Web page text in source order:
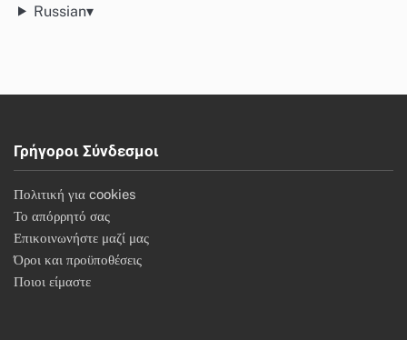
Russian▾
Γρήγοροι Σύνδεσμοι
Πολιτική για cookies
Το απόρρητό σας
Επικοινωνήστε μαζί μας
Όροι και προϋποθέσεις
Ποιοι είμαστε